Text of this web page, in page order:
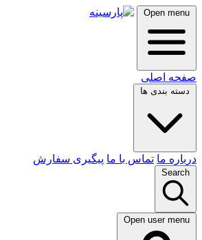
Open menu
صفحه اصلی
دسته بندی ها
درباره ما تماس با ما پیگیری سفارش
Search
Open user menu